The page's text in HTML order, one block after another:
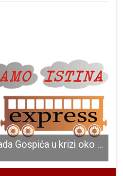
BRAVO: Potezi grada Gospića u krizi oko korona virusa prepoznati i izvan Gospića